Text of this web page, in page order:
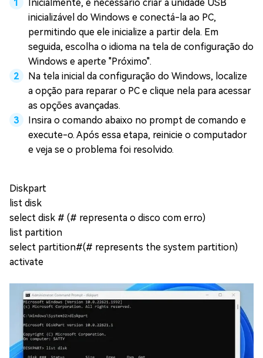
Inicialmente, é necessário criar a unidade USB
inicializável do Windows e conectá-la ao PC,
permitindo que ele inicialize a partir dela. Em
seguida, escolha o idioma na tela de configuração do
Windows e aperte "Próximo".
Na tela inicial da configuração do Windows, localize
a opção para reparar o PC e clique nela para acessar
as opções avançadas.
Insira o comando abaixo no prompt de comando e
execute-o. Após essa etapa, reinicie o computador
e veja se o problema foi resolvido.
Diskpart
list disk
select disk # (# representa o disco com erro)
list partition
select partition#(# represents the system partition)
activate